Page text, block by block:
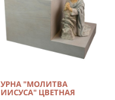
УРНА "МОЛИТВА
ИИСУСА" ЦВЕТНАЯ